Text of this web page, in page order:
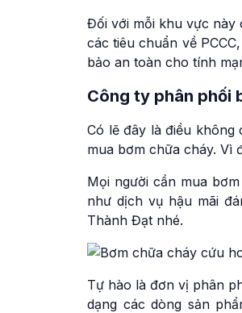
Đối với mỗi khu vực này
các tiêu chuẩn về
bảo an toàn cho tính
Công ty phân phối
Có lẽ đây là điều không
mua bơm chữa cháy. Vì
Mọi người cần mua
như dịch vụ hậu mãi
Thành Đạt nhé.
Tự hào là đơn vị phân
dạng các dòng sản